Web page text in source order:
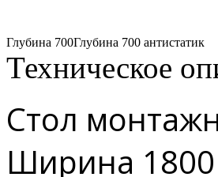
Глубина 700Глубина 700 антистатик
Техническое
Стол
Ширина 1800